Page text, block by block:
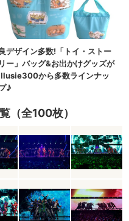
（全100枚）